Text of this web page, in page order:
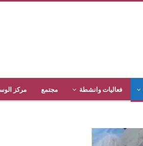
فعاليات وانشطة مجتمع مركز